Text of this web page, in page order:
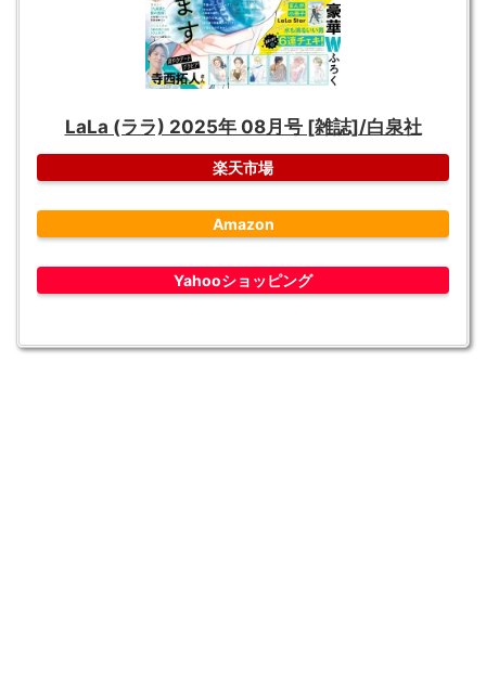
LaLa (ララ) 2025年 08月号 [雑誌]/白泉社
楽天市場
Amazon
Yahooショッピング